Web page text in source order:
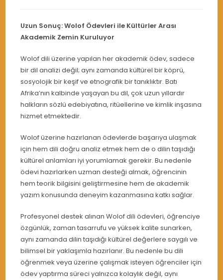
Uzun Sonuç: Wolof Ödevleri ile Kültürler Arası
Akademik Zemin Kuruluyor
Wolof dili üzerine yapılan her akademik ödev, sadece
bir dil analizi değil; aynı zamanda kültürel bir köprü,
sosyolojik bir keşif ve etnografik bir tanıklıktır. Batı
Afrika’nın kalbinde yaşayan bu dil, çok uzun yıllardır
halkların sözlü edebiyatına, ritüellerine ve kimlik inşasına
hizmet etmektedir.
Wolof üzerine hazırlanan ödevlerde başarıya ulaşmak
için hem dili doğru analiz etmek hem de o dilin taşıdığı
kültürel anlamları iyi yorumlamak gerekir. Bu nedenle
ödevi hazırlarken uzman desteği almak, öğrencinin
hem teorik bilgisini geliştirmesine hem de akademik
yazım konusunda deneyim kazanmasına katkı sağlar.
Profesyonel destek alınan Wolof dili ödevleri, öğrenciye
özgünlük, zaman tasarrufu ve yüksek kalite sunarken,
aynı zamanda dilin taşıdığı kültürel değerlere saygılı ve
bilimsel bir yaklaşımla hazırlanır. Bu nedenle bu dili
öğrenmek veya üzerine çalışmak isteyen öğrenciler için
ödev yaptırma süreci yalnızca kolaylık değil, aynı